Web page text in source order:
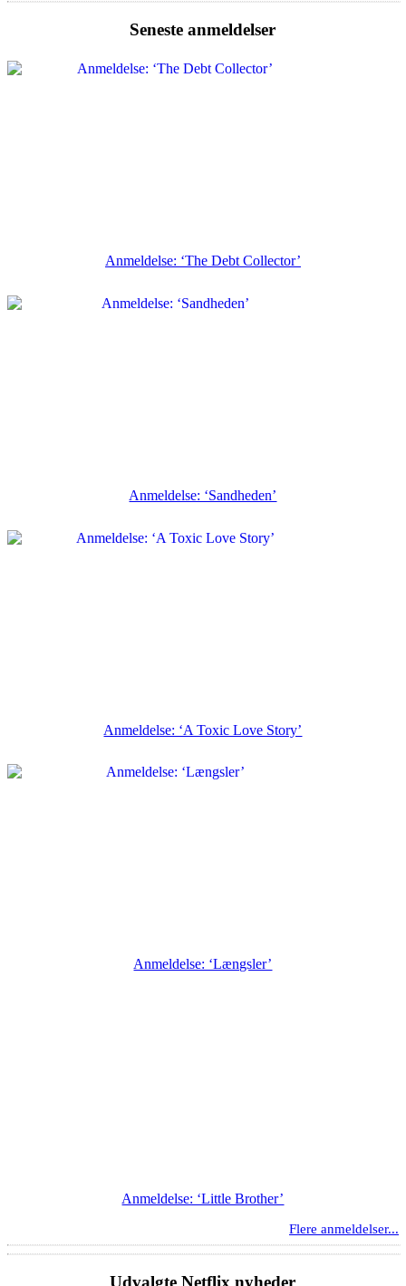
Seneste anmeldelser
Anmeldelse: ‘The Debt Collector’
Anmeldelse: ‘Sandheden’
Anmeldelse: ‘A Toxic Love Story’
Anmeldelse: ‘Længsler’
Anmeldelse: ‘Little Brother’
Flere anmeldelser...
Udvalgte Netflix nyheder